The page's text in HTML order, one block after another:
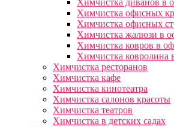
Химчистка диванов в
Химчистка офисных
Химчистка офисных
Химчистка жалюзи в
Химчистка ковров в
Химчистка ковролина
Химчистка ресторанов
Химчистка кафе
Химчистка кинотеатра
Химчистка салонов красоты
Химчистка театров
Химчистка в детских садах